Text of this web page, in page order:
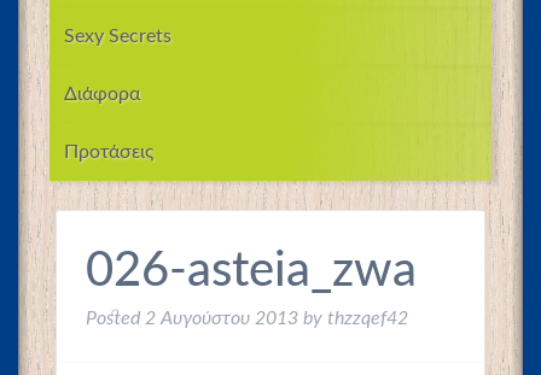
Sexy Secrets
Διάφορα
Προτάσεις
026-asteia_zwa
Posted 2 Αυγούστου 2013 by thzzqef42